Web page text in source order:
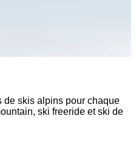
de skis alpins pour chaque
ski freeride et ski de